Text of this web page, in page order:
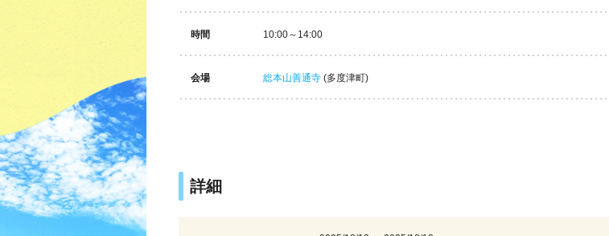
時間 10:00～14:00
会場 総本山善通寺 (多度津町)
詳細